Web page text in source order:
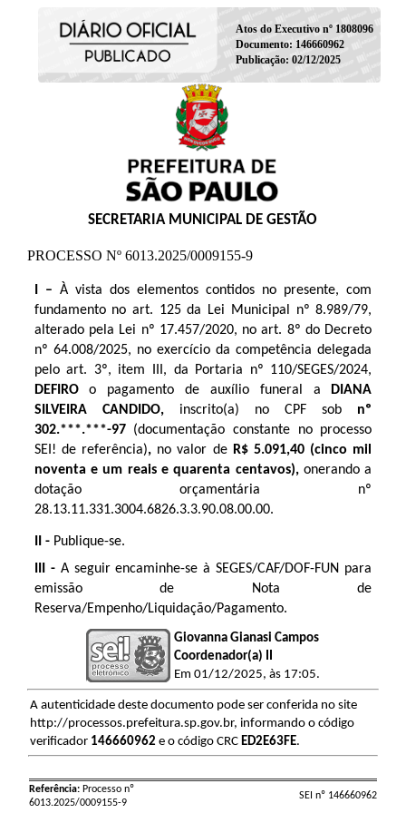
Atos do Executivo nº 1808096
Documento: 146660962
Publicação: 02/12/2025
SECRETARIA MUNICIPAL DE GESTÃO
PROCESSO Nº 6013.2025/0009155-9
I – À vista dos elementos contidos no presente, com
fundamento no art. 125 da Lei Municipal nº 8.989/79,
alterado pela Lei nº 17.457/2020, no art. 8º do Decreto
nº 64.008/2025, no exercício da competência delegada
pelo art. 3º, item III, da Portaria nº 110/SEGES/2024,
DEFIROo pagamento de auxílio funeral a
DIANA
SILVEIRA CANDIDO, inscrito(a) no CPF sob nº
302.***.***-97(documentação constante no processo
SEI! de referência), no valor de R$5.091,40 (cinco mil
noventa e um reais e quarenta centavos),onerando a
dotação orçamentária nº
28.13.11.331.3004.6826.3.3.90.08.00.00.
II -Publique-se.
III - A seguir encaminhe-se à SEGES/CAF/DOF-FUN para
emissão de Nota de
Reserva/Empenho/Liquidação/Pagamento.
Giovanna Gianasi Campos
Coordenador(a) II
Em 01/12/2025, às 17:05.
A autenticidade deste documento pode ser conferida no site
http://processos.prefeitura.sp.gov.br, informando o código
verificador 146660962 e o código CRC ED2E63FE.
Referência:Processo nº
6013.2025/0009155-9
SEI nº 146660962